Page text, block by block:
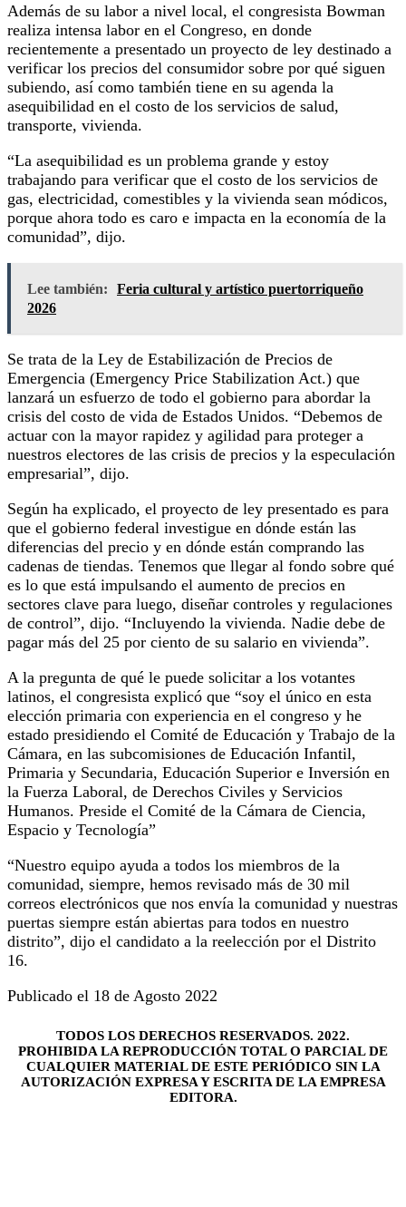
Además de su labor a nivel local, el congresista Bowman
realiza intensa labor en el Congreso, en donde
recientemente a presentado un proyecto de ley destinado a
verificar los precios del consumidor sobre por qué siguen
subiendo, así como también tiene en su agenda la
asequibilidad en el costo de los servicios de salud,
transporte, vivienda.
“La asequibilidad es un problema grande y estoy
trabajando para verificar que el costo de los servicios de
gas, electricidad, comestibles y la vivienda sean módicos,
porque ahora todo es caro e impacta en la economía de la
comunidad”, dijo.
Lee también:
Feria cultural y artístico puertorriqueño
2026
Se trata de la Ley de Estabilización de Precios de
Emergencia (Emergency Price Stabilization Act.) que
lanzará un esfuerzo de todo el gobierno para abordar la
crisis del costo de vida de Estados Unidos. “Debemos de
actuar con la mayor rapidez y agilidad para proteger a
nuestros electores de las crisis de precios y la especulación
empresarial”, dijo.
Según ha explicado, el proyecto de ley presentado es para
que el gobierno federal investigue en dónde están las
diferencias del precio y en dónde están comprando las
cadenas de tiendas. Tenemos que llegar al fondo sobre qué
es lo que está impulsando el aumento de precios en
sectores clave para luego, diseñar controles y regulaciones
de control”, dijo. “Incluyendo la vivienda. Nadie debe de
pagar más del 25 por ciento de su salario en vivienda”.
A la pregunta de qué le puede solicitar a los votantes
latinos, el congresista explicó que “soy el único en esta
elección primaria con experiencia en el congreso y he
estado presidiendo el Comité de Educación y Trabajo de la
Cámara, en las subcomisiones de Educación Infantil,
Primaria y Secundaria, Educación Superior e Inversión en
la Fuerza Laboral, de Derechos Civiles y Servicios
Humanos. Preside el Comité de la Cámara de Ciencia,
Espacio y Tecnología”
“Nuestro equipo ayuda a todos los miembros de la
comunidad, siempre, hemos revisado más de 30 mil
correos electrónicos que nos envía la comunidad y nuestras
puertas siempre están abiertas para todos en nuestro
distrito”, dijo el candidato a la reelección por el Distrito
16.
Publicado el 18 de Agosto 2022
TODOS LOS DERECHOS RESERVADOS. 2022.
PROHIBIDA LA REPRODUCCIÓN TOTAL O PARCIAL DE
CUALQUIER MATERIAL DE ESTE PERIÓDICO SIN LA
AUTORIZACIÓN EXPRESA Y ESCRITA DE LA EMPRESA
EDITORA.